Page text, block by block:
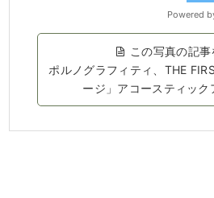
この写真の記
ポルノグラフィティ、THE
ージ」アコースティック